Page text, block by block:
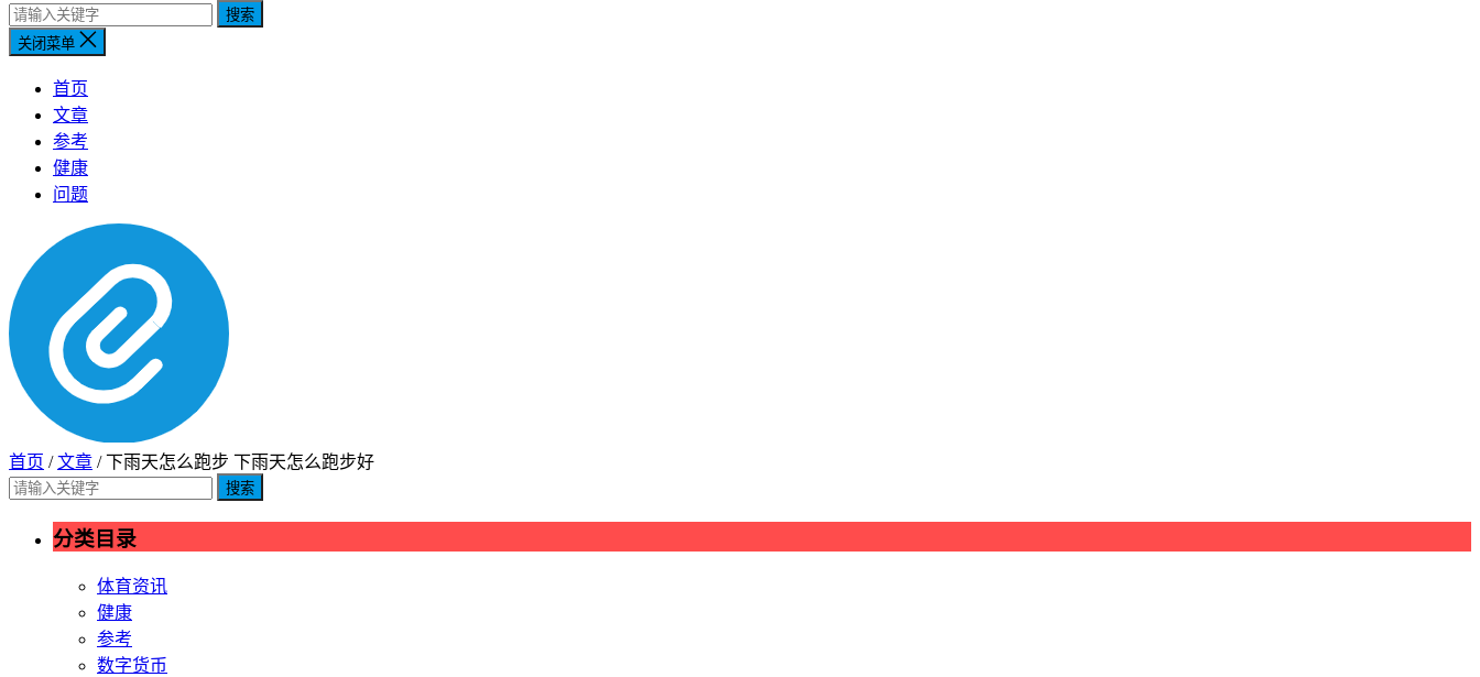
搜索
关闭菜单
首页
文章
参考
健康
问题
首页 /文章 / 下雨天怎么跑步 下雨天怎么跑步好
搜索
分类目录
体育资讯
健康
参考
数字货币